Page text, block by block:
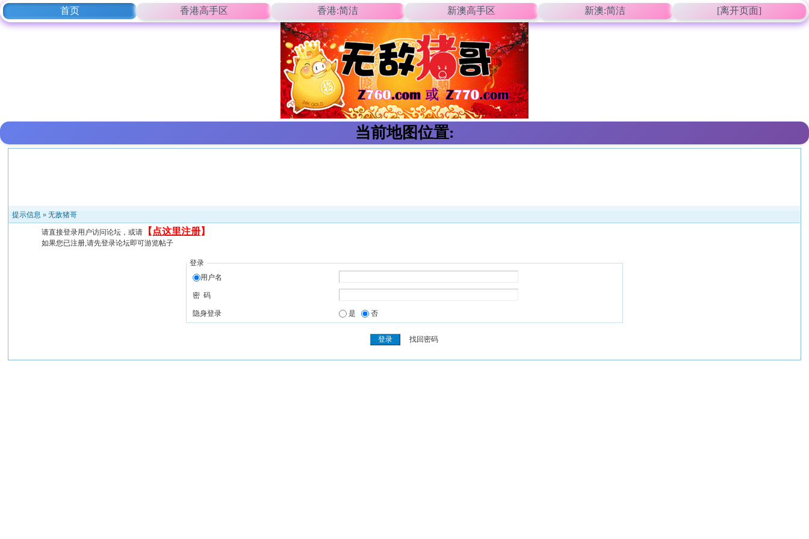
首页 香港高手区 香港:简洁 新澳高手区 新澳:简洁 [离开页面]
当前地图位置:
提示信息 »无敌猪哥
请直接登录用户访问论坛，或请 【 点这里注册】
如果您已注册,请先登录论坛即可游览帖子
登录
用户名
密 码
隐身登录 是 否
找回密码